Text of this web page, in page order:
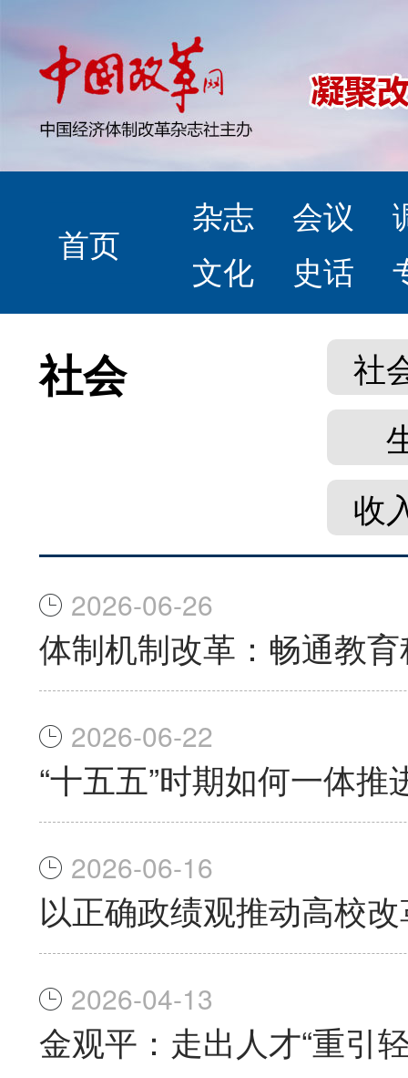
首页
杂志 会议
文化
史话
社会
社
收
2026-06-26
体制机制改革：畅通教
2026-06-22
“十五五”时期如何一体
2026-06-16
以正确政绩观推动高校
2026-04-13
金观平：走出人才“重引